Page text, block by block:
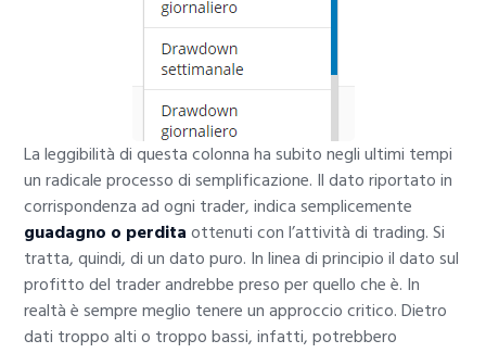
La leggibilità di questa colonna ha subito negli ultimi tempi
un radicale processo di semplificazione. Il dato riportato in
corrispondenza ad ogni trader, indica semplicemente
guadagno o perditaottenuti con l’attività di trading. Si
tratta, quindi, di un dato puro. In linea di principio il dato sul
profitto del trader andrebbe preso per quello che è. In
realtà è sempre meglio tenere un approccio critico. Dietro
dati troppo alti o troppo bassi, infatti, potrebbero